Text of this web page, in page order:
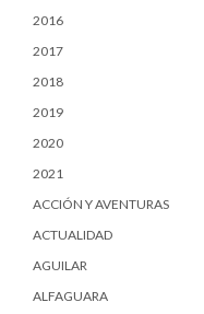
2016
2017
2018
2019
2020
2021
ACCIÓN Y AVENTURAS
ACTUALIDAD
AGUILAR
ALFAGUARA